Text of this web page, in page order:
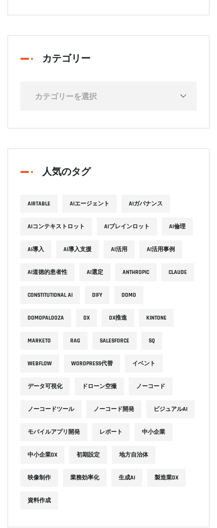
カテゴリー
人気のタグ
AIRTABLE AIエージェント AIガバナンス
AIコンテキストロット AIブレインロット AI倫理
AI導入 AI導入支援 AI活用 AI活用事例
AI道徳的患者性 AI選定 ANTHROPIC CLAUDE
CONSTITUTIONAL AI DIFY DOMO
DOMOPALOOZA DX DX推進 KINTONE
MARKETO RAG SALESFORCE SQ
WEBFLOW WORDPRESS代替 イベント
データ可視化 ドローン空撮 ノーコード
ノーコードツール ノーコード開発 ビジュアルAI
モバイルアプリ開発 レポート 中小企業
中小企業DX 初期設定 地方自治体
映像制作 業務効率化 生成AI 製造業DX
資料作成